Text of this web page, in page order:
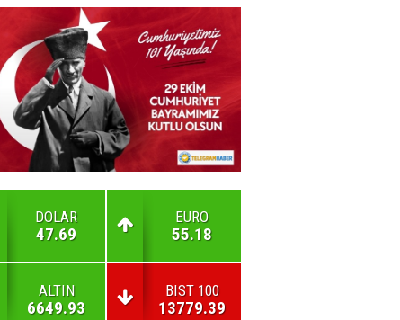
DOLAR
47.69
EURO
55.18
ALTIN
6649.93
BIST 100
13779.39